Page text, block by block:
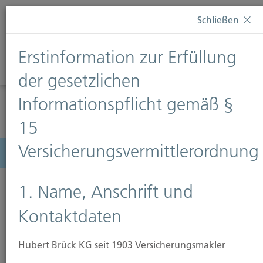
Diese Webseite verwendet Cookies. Wenn Sie weiterhin
Informationen finden Sie auf unserer SeiteDatenschutz
Diese Nachricht nicht erneut anzeigen
Menü
Hausratversicherung
Schließen
Erstinformation zur Erfüllung
der gesetzlichen
Informationspflicht gemäß §
15
Versicherungsvermittlerordnung
1. Name, Anschrift und
Kontaktdaten
Hubert Brück KG seit 1903 Versicherungsmakler